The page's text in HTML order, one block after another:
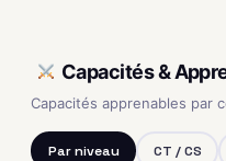
Capacités &
Capacités apprenables par
Par niveau CT / CS